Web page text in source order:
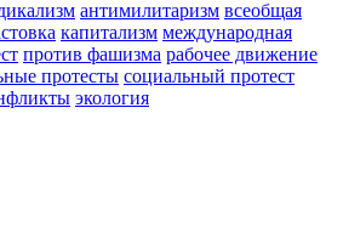
антимилитаризм всеобщая
капитализм международная
против фашизма рабочее движение
протесты социальный протест
экология